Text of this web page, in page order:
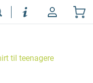
til teenagere